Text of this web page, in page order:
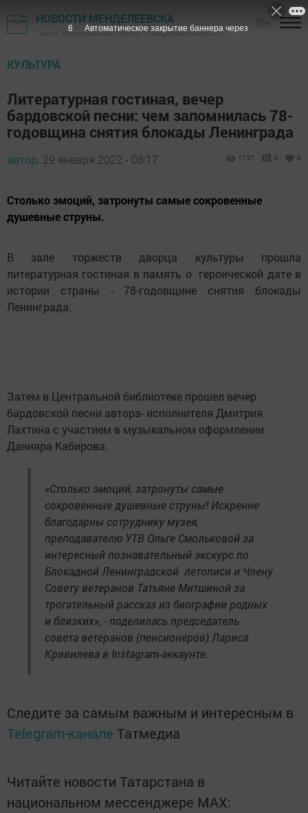
НОВОСТИ МЕНДЕЛЕЕВСКА
Газета "Менделеевские новости" - Менделеевский район
КУЛЬТУРА
Литературная гостиная, вечер
бардовской песни: чем запомнилась 78-
годовщина снятия блокады Ленинграда
автор, 29 января 2022 - 08:17 1737 0 0
Столько эмоций, затронуты самые сокровенные
душевные струны.
В зале торжеств дворца культуры прошла
литературная гостиная в память о героической дате в
истории страны - 78-годовщине снятия блокады
Ленинграда.
Затем в Центральной библиотеке прошел вечер
бардовской песни автора- исполнителя Дмитрия
Лахтина с участием в музыкальном оформлении
Данияра Кабирова.
«Столько эмоций, затронуты самые
сокровенные душевные струны! Искренне
благодарны сотруднику музея,
преподавателю УТВ Ольге Смольковой за
интересный познавательный экскурс по
Блокадной Ленинградской летописи и Члену
Совету ветеранов Татьяне Митшиной за
трогательный рассказ из биографии родных
и близких», - поделилась председатель
совета ветеранов (пенсионеров) Лариса
Кривилева в Instagram-аккаунте.
Следите за самым важным и интересным в
Telegram-канале Татмедиа
Читайте новости Татарстана в
национальном мессенджере MАХ:
5 Автоматическое закрытие баннера через